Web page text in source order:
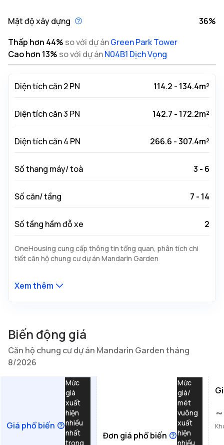
Mật độ xây dựng
36%
Thấp hơn 44% so với dự ánGreen Park Tower
Cao hơn 13% so với dự ánN04B1 Dịch Vọng
Diện tích căn 2 PN 114.2 - 134.4m²
Diện tích căn 3 PN 142.7 - 172.2m²
Diện tích căn 4 PN 266.6 - 307.4m²
Số thang máy/ toà 3 - 6
Số căn/ tầng 7 - 14
Số tầng hầm đỗ xe 2
OneHousing cung cấp thông tin tổng quan, phân tích chi
tiết căn hộ chung cư dự án Mandarin Garden
Xem thêm
Biến động giá
Căn hộ chung cư dự án Mandarin Garden tháng
8/2026
Giá phổ biến
Mức
giá
xuất
hiện
nhiều
nhất
trong
Đơn giá phổ biến
Mức
giá/
mét
vuông
xuất
hiện
nhiều
~